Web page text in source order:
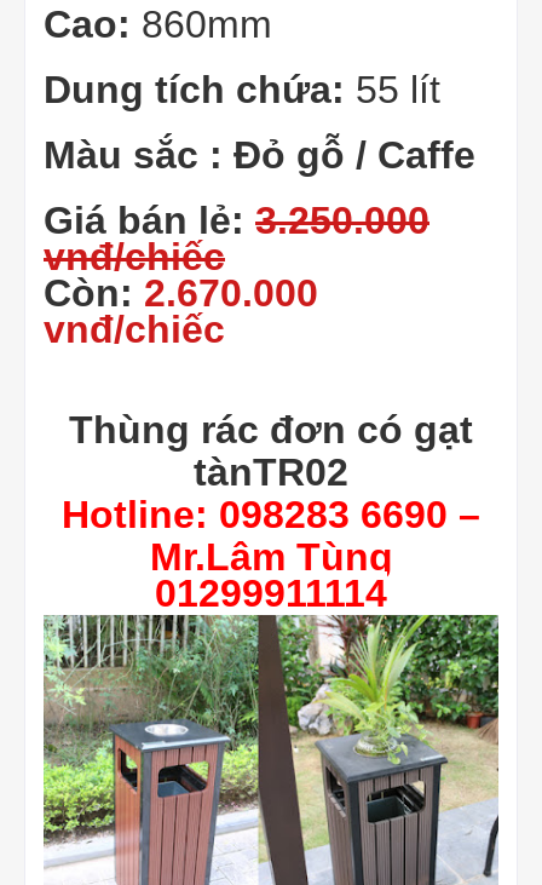
Cao: 860mm
Dung tích chứa: 55 lít
Màu sắc : Đỏ gỗ / Caffe
Giá bán lẻ: 3.250.000
vnđ/chiếc
Còn: 2.670.000
vnđ/chiếc
Thùng rác đơn có gạt
tànTR02
Hotline: 098283 6690 –
Mr.Lâm Tùng
01299911114